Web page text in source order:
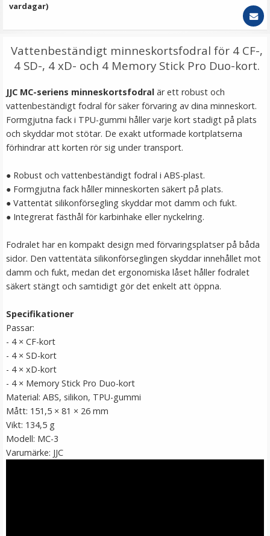
kreditkortformat
★ ★ ★ ★ ★
79 kr
LÄGG I VARUKORG
JJC rengöringskit 4-i-1 för kamera och objektiv
LÄGG I VARUKORG
vardagar)
Vattenbeständigt minneskortsfodral för 4 CF-,
4 SD-, 4 xD- och 4 Memory Stick Pro Duo-kort.
JJC MC-seriens minneskortsfodral är ett robust och
vattenbeständigt fodral för säker förvaring av dina minneskort.
Formgjutna fack i TPU-gummi håller varje kort stadigt på plats
och skyddar mot stötar. De exakt utformade kortplatserna
förhindrar att korten rör sig under transport.
● Robust och vattenbeständigt fodral i ABS-plast.
● Formgjutna fack håller minneskorten säkert på plats.
● Vattentät silikonförsegling skyddar mot damm och fukt.
● Integrerat fästhål för karbinhake eller nyckelring.
Fodralet har en kompakt design med förvaringsplatser på båda
sidor. Den vattentäta silikonförseglingen skyddar innehållet mot
damm och fukt, medan det ergonomiska låset håller fodralet
säkert stängt och samtidigt gör det enkelt att öppna.
Specifikationer
Passar:
- 4 × CF-kort
- 4 × SD-kort
- 4 × xD-kort
- 4 × Memory Stick Pro Duo-kort
Material: ABS, silikon, TPU-gummi
Mått: 151,5 × 81 × 26 mm
Vikt: 134,5 g
Modell: MC-3
Varumärke: JJC